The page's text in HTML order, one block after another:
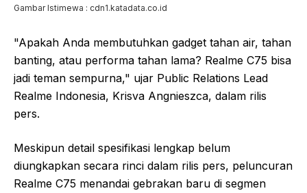
Gambar Istimewa : cdn1.katadata.co.id
"Apakah Anda membutuhkan gadget tahan air, tahan
banting, atau performa tahan lama? Realme C75 bisa
jadi teman sempurna," ujar Public Relations Lead
Realme Indonesia, Krisva Angnieszca, dalam rilis
pers.
Meskipun detail spesifikasi lengkap belum
diungkapkan secara rinci dalam rilis pers, peluncuran
Realme C75 menandai gebrakan baru di segmen